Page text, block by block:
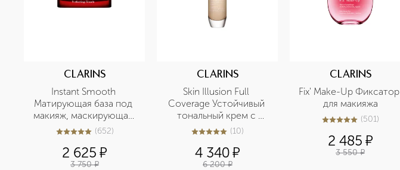
CLARINS
Instant Smooth
Матирующая база под
макияж, маскирующая
морщины
5из 5652 (652)
2 625 ¤
3 750 ¤
CLARINS
Skin Illusion Full
Coverage Устойчивый
тональный крем с
матовым эффектом
5из 510 (10)
4 340¤
6 200 ¤
CLARINS
Fix' Make-Up Фиксатор
для макияжа
5из 5501 (501)
2 485 ¤
3 550 ¤